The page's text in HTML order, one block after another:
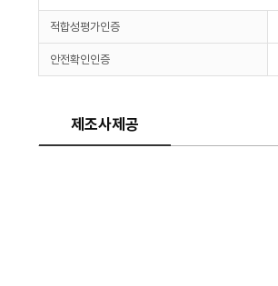
적합성평가인증
안전확인인증
제조사제공